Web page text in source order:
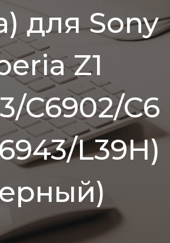
для Sony
Z1
C6902/C6
L39H)